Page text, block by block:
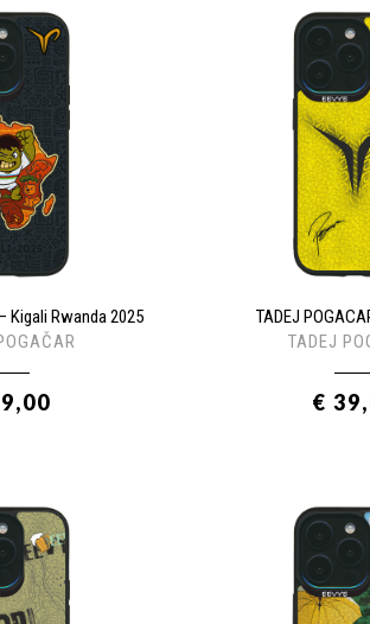
Kigali Rwanda 2025
TADEJ
TADEJ
€